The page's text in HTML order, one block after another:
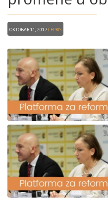
Oktobar 11, 2017CEPRIS